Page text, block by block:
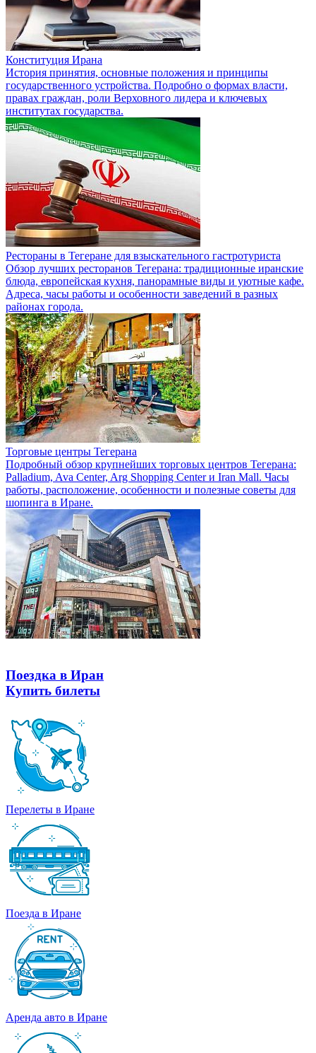
Конституция Ирана
История принятия, основные положения и принципы
государственного устройства. Подробно о формах власти,
правах граждан, роли Верховного лидера и ключевых
институтах государства.
Рестораны в Тегеране для взыскательного гастротуриста
Обзор лучших ресторанов Тегерана: традиционные иранские
блюда, европейская кухня, панорамные виды и уютные кафе.
Адреса, часы работы и особенности заведений в разных
районах города.
Торговые центры Тегерана
Подробный обзор крупнейших торговых центров Тегерана:
Palladium, Ava Center, Arg Shopping Center и Iran Mall. Часы
работы, расположение, особенности и полезные советы для
шопинга в Иране.
Поездка в Иран
Купить билеты
Перелеты в Иране
Поезда в Иране
Аренда авто в Иране